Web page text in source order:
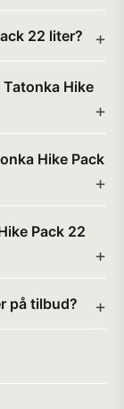
22 liter?
Hike
Hike Pack
Pack 22
på tilbud?